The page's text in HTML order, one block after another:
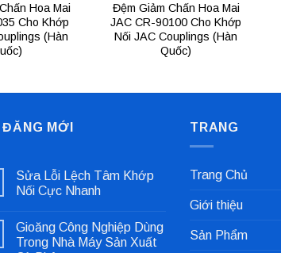
Hoa Mai
Cho Khớp
(Hàn
Đệm Giảm Chấn Hoa Mai
JAC CR-90100 Cho Khớp
Nối JAC Couplings (Hàn
Quốc)
ĐĂNG MỚI
Sửa Lỗi Lệch Tâm Khớp
Nối Cực Nhanh
bình
luận
ở
Gioăng Công Nghiệp Dùng
Trong Nhà Máy Sản Xuất
TRANG
Trang Chủ
Giới thiệu
Sản Phẩm